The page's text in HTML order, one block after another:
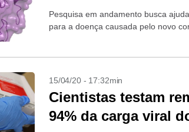
Pesquisa em andamento busca
para a doença causada pelo novo
15/04/20 - 17:32min
Cientistas testam
94% da carga viral